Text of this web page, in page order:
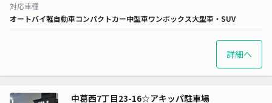
対応車種
オートバイ軽自動車コンパクトカー中型車ワンボックス大型車・SUV
詳細へ
中葛西7丁目23-16☆アキッパ駐車場